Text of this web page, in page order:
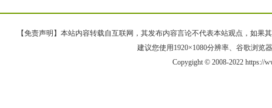
【免责声明】本站内容转载自互联网，其发布内容言论不代表本站观点，如果
建议您使用1920×1080分辨率、谷歌浏览
Copygight © 2008-2022 https://